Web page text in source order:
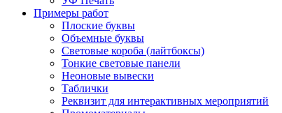
Примеры работ
Плоские буквы
Объемные буквы
Световые короба (лайтбоксы)
Тонкие световые панели
Неоновые вывески
Таблички
Реквизит для интерактивных мероприятий